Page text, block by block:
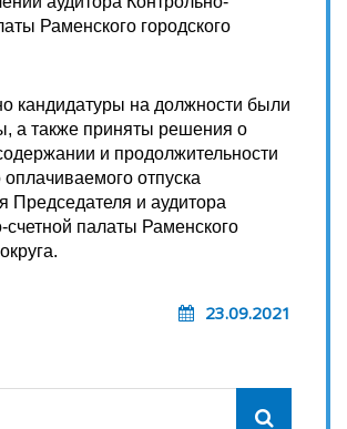
Раменского городского
кандидатуры на должности были
а также приняты решения о
и продолжительности
оплачиваемого отпуска
Председателя и аудитора
счетной палаты Раменского
23.09.2021